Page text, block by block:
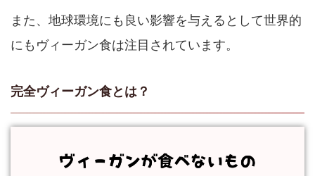
また、地球環境にも良い影響を与えるとして世界的
にもヴィーガン食は注目されています。
完全ヴィーガン食とは？